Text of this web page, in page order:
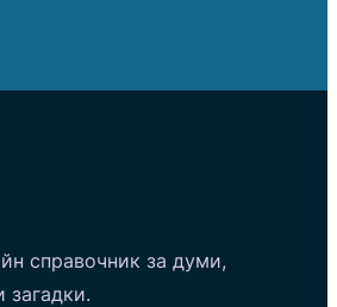
справочник за думи,
загадки.